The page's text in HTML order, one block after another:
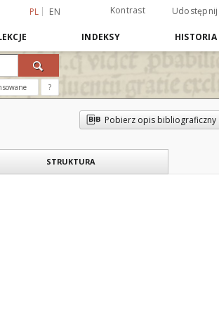
PL EN Kontrast Udostępnij
INDEKSY
?
Pobierz opis bibliograficzny
STRUKTURA